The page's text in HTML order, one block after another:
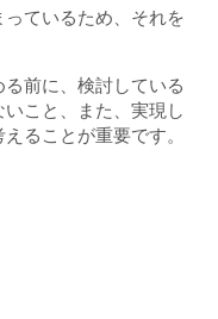
ているため、それを
前に、検討している
こと、また、実現し
ることが重要です。